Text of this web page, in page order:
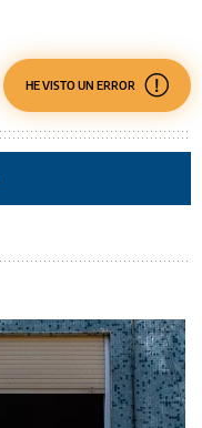
HE VISTO UN ERROR